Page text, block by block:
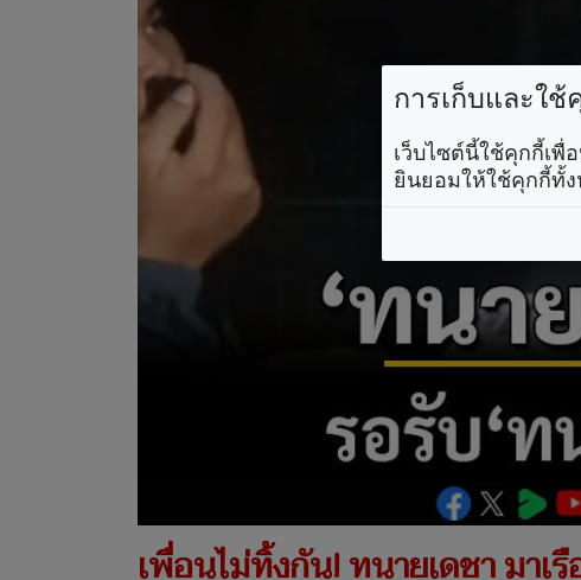
เพื่อนไม่ทิ้งกัน! ทนายเดชา มาเ
การเก็บและใช้
เว็บไซต์นี้ใช้คุกกี้เพื่
ยินยอมให้ใช้คุกกี้ทั้